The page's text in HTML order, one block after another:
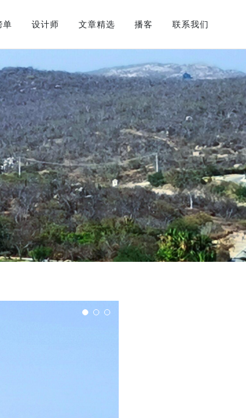
单 设计师 文章精选 播客 联系我们